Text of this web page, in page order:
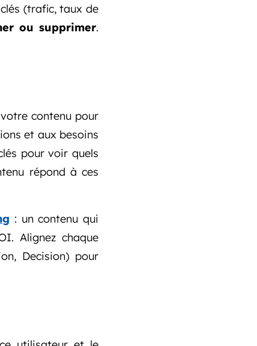
(trafic, taux de
ou supprimer.
contenu pour
et aux besoins
pour voir quels
répond à ces
: un contenu qui
Alignez chaque
Decision) pour